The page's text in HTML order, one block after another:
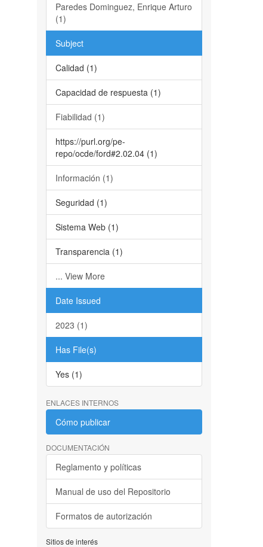
Paredes Dominguez, Enrique Arturo
(1)
Subject
Calidad (1)
Capacidad de respuesta (1)
Fiabilidad (1)
https://purl.org/pe-
repo/ocde/ford#2.02.04 (1)
Información (1)
Seguridad (1)
Sistema Web (1)
Transparencia (1)
... View More
Date Issued
2023 (1)
Has File(s)
Yes (1)
ENLACES INTERNOS
Cómo publicar
DOCUMENTACIÓN
Reglamento y políticas
Manual de uso del Repositorio
Formatos de autorización
Sitios de interés